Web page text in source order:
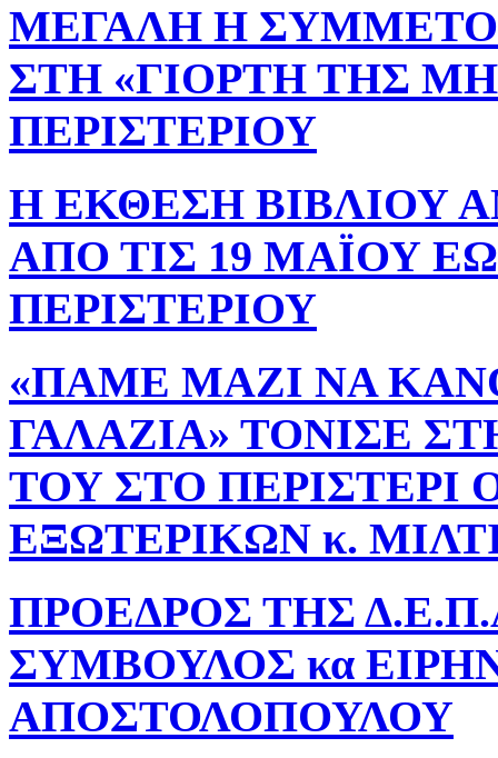
ΜΕΓΑΛΗ Η
ΣΤΗ «ΓΙΟΡΤΗ ΤΗΣ
ΠΕΡΙΣΤΕΡΙΟΥ
Η ΕΚΘΕΣΗ ΒΙΒΛΙΟΥ
ΑΠΟ ΤΙΣ 19 ΜΑΪΟΥ
ΠΕΡΙΣΤΕΡΙΟΥ
«ΠΑΜΕ ΜΑΖΙ ΝΑ
ΓΑΛΑΖΙΑ» ΤΟΝΙΣΕ
ΤΟΥ ΣΤΟ ΠΕΡΙΣΤΕΡΙ
ΕΞΩΤΕΡΙΚΩΝ κ.
ΠΡΟΕΔΡΟΣ ΤΗΣ
ΣΥΜΒΟΥΛΟΣ κα
ΑΠΟΣΤΟΛΟΠΟΥΛΟΥ